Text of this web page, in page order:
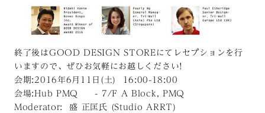
終了後はGOOD DESIGN STOREにてレセプションを行
いますので、ぜひお気軽にお越しください!
会期:2016年6月11日(土) 16:00-18:00
会場:Hub PMQ - 7/F A Block, PMQ
Moderator: 盛 正匡氏 (Studio ARRT)